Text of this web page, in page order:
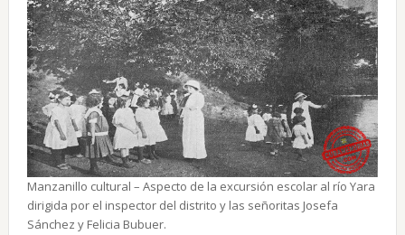
Manzanillo cultural – Aspecto de la excursión escolar al río Yara
dirigida por el inspector del distrito y las señoritas Josefa
Sánchez y Felicia Bubuer.